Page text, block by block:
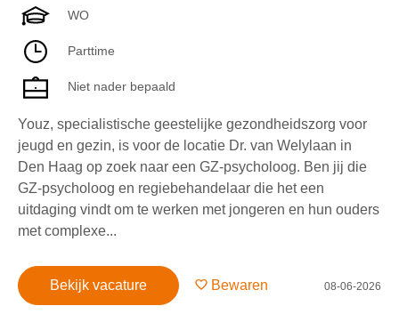
WO
Parttime
Niet nader bepaald
Youz, specialistische geestelijke gezondheidszorg voor
jeugd en gezin, is voor de locatie Dr. van Welylaan in
Den Haag op zoek naar een GZ-psycholoog. Ben jij die
GZ-psycholoog en regiebehandelaar die het een
uitdaging vindt om te werken met jongeren en hun ouders
met complexe...
Bekijk vacature Bewaren 08-06-2026